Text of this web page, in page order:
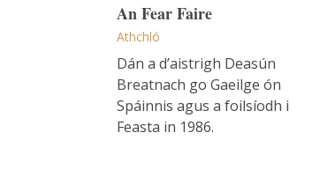
An Fear Faire
Athchló
Dán a d’aistrigh Deasún
Breatnach go Gaeilge ón
Spáinnis agus a foilsíodh i
Feasta in 1986.